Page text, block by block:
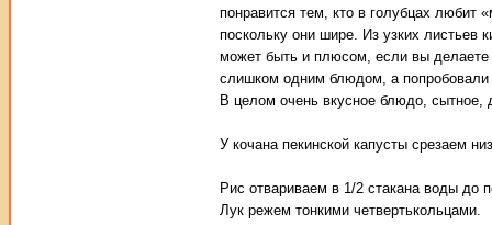
понравится тем, кто в голубцах любит
поскольку они шире. Из узких листьев
может быть и плюсом, если вы делаете
слишком одним блюдом, а попробовали
В целом очень вкусное блюдо,
У кочана пекинской капусты срезаем
Рис отвариваем в 1/2 стакана воды до
Лук режем тонкими четвертькольцами.